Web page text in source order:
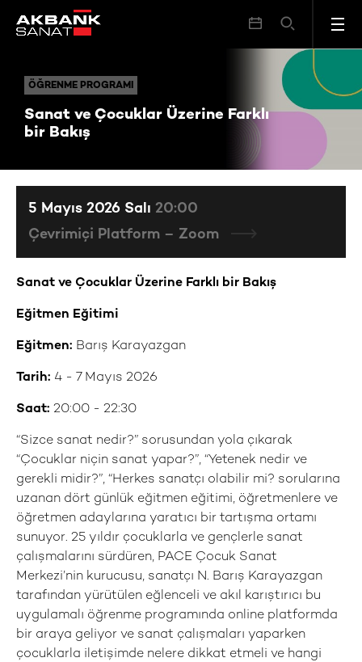
ÖĞRENME PROGRAMI
Sanat ve Çocuklar Üzerine Farklı
bir Bakış
ÖĞRENME PROGRAMI Sanat ve Çocuklar Üzerine Farklı bir Bakış
Sanat ve Çocuklar Üzerine Farklı bir Bakış
Eğitmen Eğitimi
Eğitmen: Barış Karayazgan
Tarih: 4 - 7 Mayıs 2026
Saat: 20:00 - 22:30
“Sizce sanat nedir?” sorusundan yola çıkarak
“Çocuklar niçin sanat yapar?”, “Yetenek nedir ve
gerekli midir?”, “Herkes sanatçı olabilir mi? sorularına
uzanan dört günlük eğitmen eğitimi, öğretmenlere ve
öğretmen adaylarına yaratıcı bir tartışma ortamı
sunuyor. 25 yıldır çocuklarla ve gençlerle sanat
çalışmalarını sürdüren, PACE Çocuk Sanat
Merkezi’nin kurucusu, sanatçı N. Barış Karayazgan
tarafından yürütülen eğlenceli ve akıl karıştırıcı bu
uygulamalı öğrenme programında online platformda
bir araya geliyor ve sanat çalışmaları yaparken
çocuklarla iletişimde nelere dikkat etmeli ve hangi
5 Mayıs 2026 Salı 20:00
Çevrimiçi Platform – Zoom